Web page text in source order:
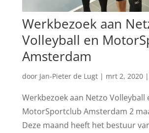
Werkbezoek aan
Volleyball en
Amsterdam
door Jan-Pieter de Lugt| mrt 2, 2020|
Werkbezoek aan Netzo Volleyball
MotorSportclub Amsterdam 2
Deze maand heeft het bestuur